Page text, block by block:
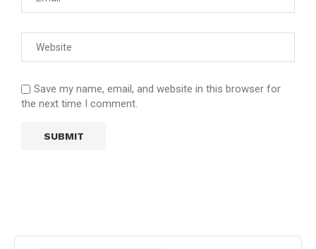
Save my name, email, and website in this browser for
the next time I comment.